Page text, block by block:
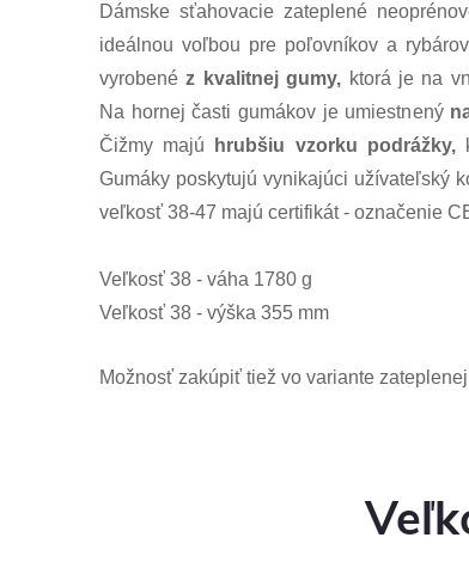
Dámske sťahovacie zateplené
ideálnou voľbou pre poľovníkov a
vyrobené z kvalitnej gumy, ktorá je na
Na hornej časti gumákov je umiestnený
Čižmy majú hrubšiu vzorku podrážky,
Gumáky poskytujú vynikajúci užívateľský
veľkosť 38-47 majú certifikát - označenie
Veľkosť 38 - váha 1780 g
Veľkosť 38 - výška 355 mm
Možnosť zakúpiť tiež vo variante zateplenej